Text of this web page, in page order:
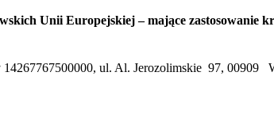
Unii Europejskiej – mające zastosowanie
ul. Al. Jerozolimskie 97, 00909